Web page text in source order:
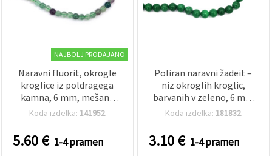
NAJBOLJ PRODAJANO
Naravni fluorit, okrogle
kroglice iz poldragega
kamna, 6 mm, mešane
barve — približno 62
nakita, perlanje in DIY
ustvarjanje
Koda izdelka: 141952
5.60€ 1-4 pramen
Poliran naravni žadeit –
niz okroglih kroglic,
barvanih v zeleno, 6 mm
(pribl. 62 kos) – poldragi
Koda izdelka: 181832
3.10€ 1-4 pramen